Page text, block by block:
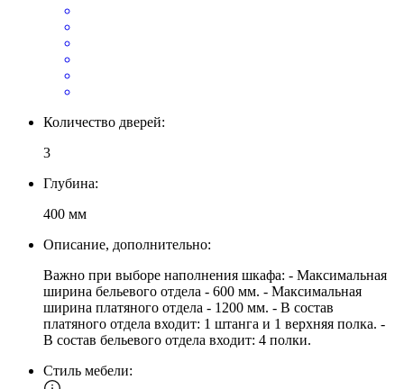
Количество дверей:
3
Глубина:
400 мм
Описание, дополнительно:
Важно при выборе наполнения шкафа: - Максимальная
ширина бельевого отдела - 600 мм. - Максимальная
ширина платяного отдела - 1200 мм. - В состав
платяного отдела входит: 1 штанга и 1 верхняя полка. -
В состав бельевого отдела входит: 4 полки.
Стиль мебели: